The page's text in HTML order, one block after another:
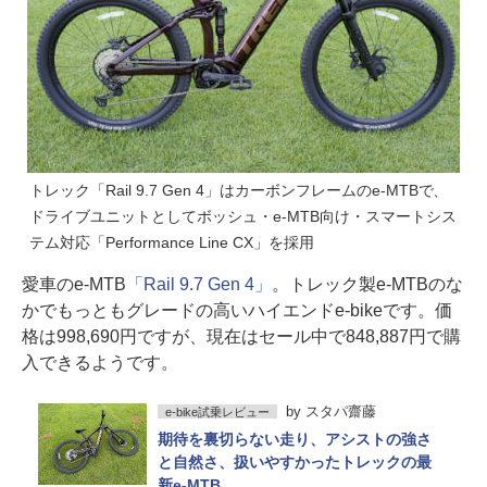
トレック「Rail 9.7 Gen 4」はカーボンフレームのe-MTBで、
ドライブユニットとしてボッシュ・e-MTB向け・スマートシス
テム対応「Performance Line CX」を採用
愛車のe-MTB 「Rail 9.7 Gen 4」
。トレック製e-MTBのな
かでもっともグレードの高いハイエンドe-bikeです。価
格は998,690円ですが、現在はセール中で848,887円で購
入できるようです。
e-bike試乗レビュー by スタパ齋藤
期待を裏切らない走り、アシストの強さ
と自然さ、扱いやすかったトレックの最